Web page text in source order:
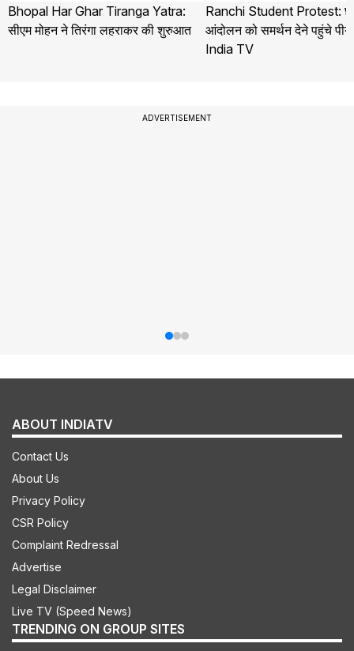
Bhopal Har Ghar Tiranga Yatra:
सीएम मोहन ने तिरंगा लहराकर की शुरुआत
Ranchi Student Protest:
आंदोलन को समर्थन देने पहुंचे
India TV
ADVERTISEMENT
ABOUT INDIATV
Contact Us
About Us
Privacy Policy
CSR Policy
Complaint Redressal
Advertise
Legal Disclaimer
Live TV (Speed News)
TRENDING ON GROUP SITES